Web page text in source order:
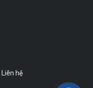
Liên hệ